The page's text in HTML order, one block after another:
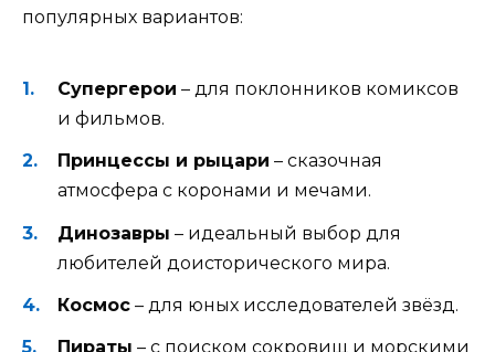
популярных вариантов:
Супергерои – для поклонников комиксов
и фильмов.
Принцессы и рыцари – сказочная
атмосфера с коронами и мечами.
Динозавры – идеальный выбор для
любителей доисторического мира.
Космос – для юных исследователей звёзд.
Пираты – с поиском сокровищ и морскими